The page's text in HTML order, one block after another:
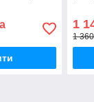
1
1